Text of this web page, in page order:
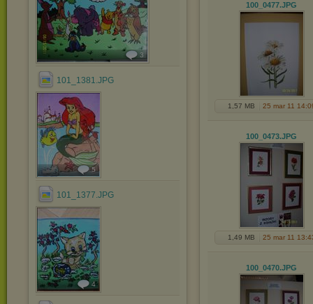
3
101_1381.JPG
5
101_1377.JPG
4
100_0477.JPG
1,57 MB 25 mar 11
100_0473.JPG
1,49 MB 25 mar 11
100_0470.JPG